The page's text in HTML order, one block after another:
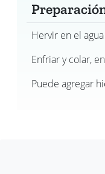
Hervir en el
Enfriar y colar,
Puede agregar